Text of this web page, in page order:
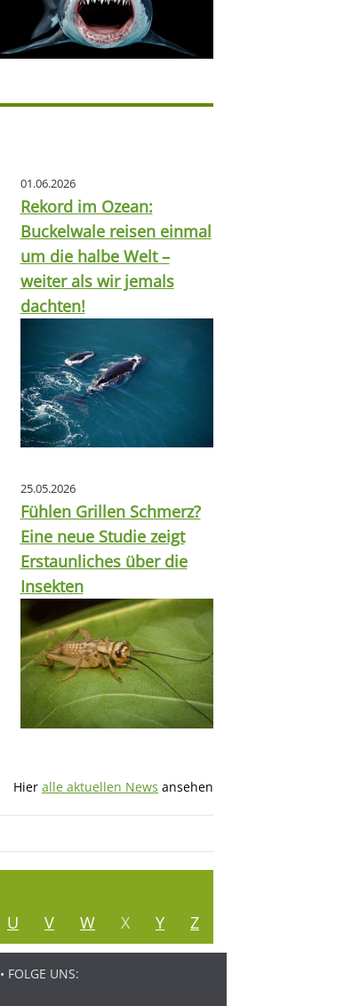
01.06.2026
Rekord im Ozean:
Buckelwale reisen einmal
um die halbe Welt –
weiter als wir jemals
dachten!
25.05.2026
Fühlen Grillen Schmerz?
Eine neue Studie zeigt
Erstaunliches über die
Insekten
Hier alle aktuellen News ansehen
U V W X Y Z
• FOLGE UNS: